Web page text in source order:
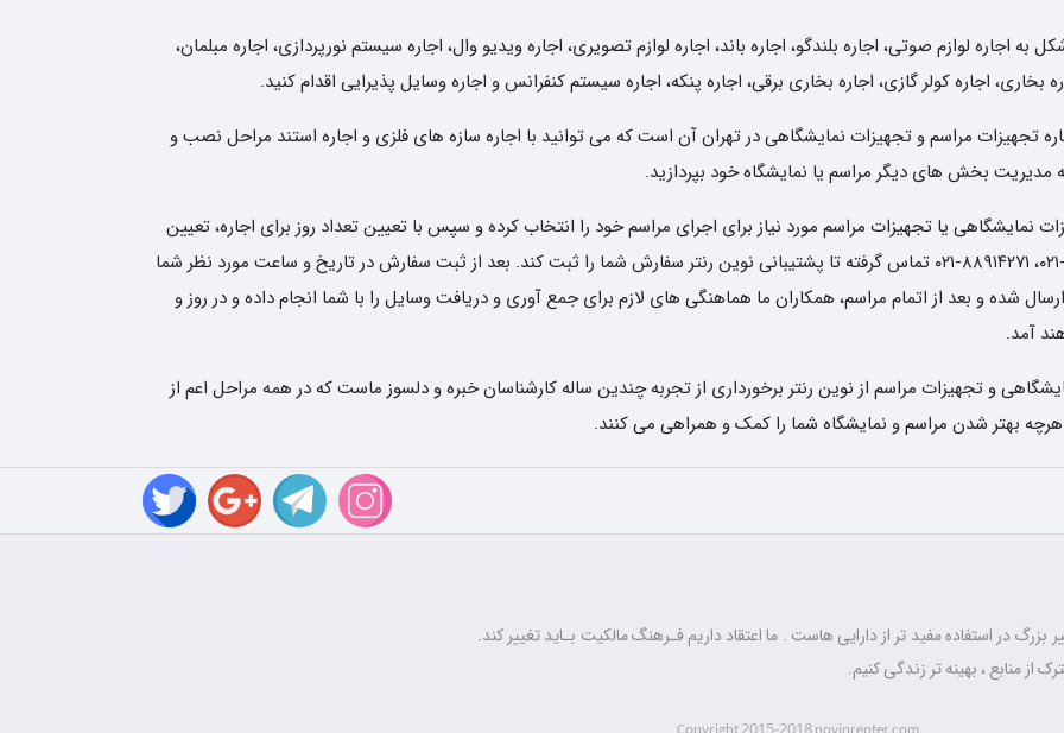
اجاره لوازم صوتی، اجاره بلندگو، اجاره باند، اجاره لوازم تصویری، اجاره ویدیو وال، اجاره سیستم نورپردازی، اجاره مبلمان،
بخاری، اجاره کولر گازی، اجاره بخاری برقی، اجاره پنکه، اجاره سیستم کنفرانس و اجاره وسایل پذیرایی اقدام کنید.
تجهیزات مراسم و تجهیزات نمایشگاهی در تهران آن است که می توانید با اجاره سازه های فلزی و اجاره استند مراحل نصب و
مدیریت بخش های دیگر مراسم یا نمایشگاه خود بپردازید.
یا تجهیزات مراسم مورد نیاز برای اجرای مراسم خود را انتخاب کرده و سپس با تعیین تعداد روز برای اجاره، تعیین
تاریخ و ساعت دریافت وسایل، با شماره های ۶۶۸۳۶۵۸۰-۰۲۱، ۸۸۹۱۴۲۷۱-۰۲۱ تماس گرفته تا پشتیبانی نوین رنتر سفارش شما را ثبت کند. بعد از ثبت سفارش در تاریخ و ساعت مورد نظر شما
شده و بعد از اتمام مراسم، همکاران ما هماهنگی های لازم برای جمع آوری و دریافت وسایل را با شما انجام داده و در روز و
آمد.
و تجهیزات مراسم از نوین رنتر برخورداری از تجربه چندین ساله کارشناسان خبره و دلسوز ماست که در همه مراحل اعم از
بهتر شدن مراسم و نمایشگاه شما را کمک و همراهی می کنند.
در استفاده مفید تر از دارایی هاست . ما اعتقاد داریم فـرهنگ مالکیت بـاید تغییر کند.
از منابع ، بهینه تر زندگی کنیم.
Copyright 2015-2018 novinrenter.com